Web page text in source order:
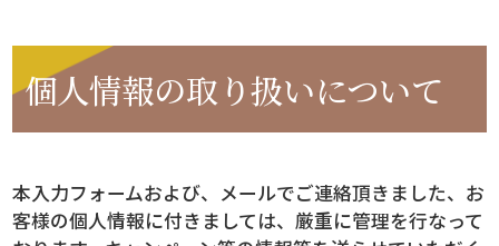
個人情報の取り扱いについて
本入力フォームおよび、メールでご連絡頂きました、お
客様の個人情報に付きましては、厳重に管理を行なって